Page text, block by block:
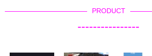
PRODUCT
----------------